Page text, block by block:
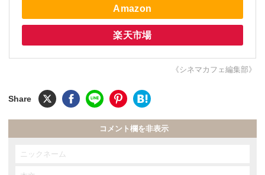
Amazon
楽天市場
《シネマカフェ編集部》
コメント欄を非表示